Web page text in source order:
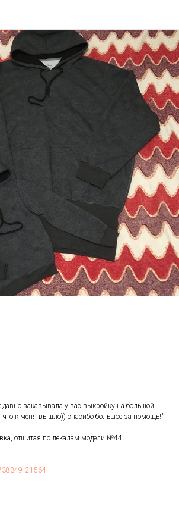
давно заказывала у вас выкройку на большой
что к меня вышло)) спасибо большое за помощь!"
отшитая по лекалам модели №44